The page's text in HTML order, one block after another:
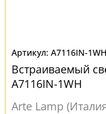
A7116IN-1WH
Встраиваемый
A7116IN-1WH
Arte Lamp